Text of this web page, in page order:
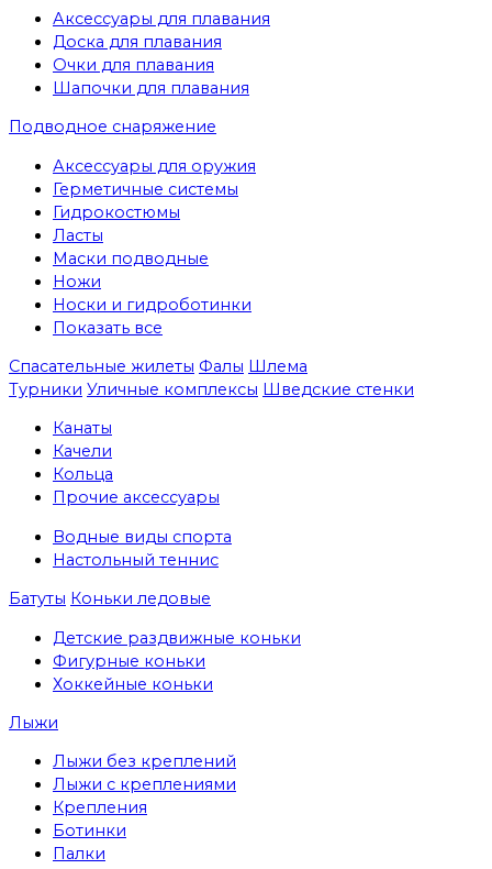
Аксессуары для плавания
Доска для плавания
Очки для плавания
Шапочки для плавания
Подводное снаряжение
Аксессуары для оружия
Герметичные системы
Гидрокостюмы
Ласты
Маски подводные
Ножи
Носки и гидроботинки
Показать все
Спасательные жилеты Фалы Шлема
Турники Уличные комплексы Шведские стенки
Канаты
Качели
Кольца
Прочие аксессуары
Водные виды спорта
Настольный теннис
Батуты Коньки ледовые
Детские раздвижные коньки
Фигурные коньки
Хоккейные коньки
Лыжи
Лыжи без креплений
Лыжи с креплениями
Крепления
Ботинки
Палки